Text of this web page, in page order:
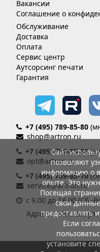
Вакансии
Соглашение о
Обслуживание
Доставка
Оплата
Сервис центр
Аутсорсинг печати
Гарантия
+7 (495) 789-85-80
shop@artron.ru
+7 (495) 789-85-86
opt@artron.ru
+7 (495) 789-85-70
service@artron.ru
с 9.00 до 18.00 (Сб.-
Адрес: г. Москва,
Сайт
позволяют
информацию о
опыте. Это
Посещая
свои
предоставлять
Если
установите